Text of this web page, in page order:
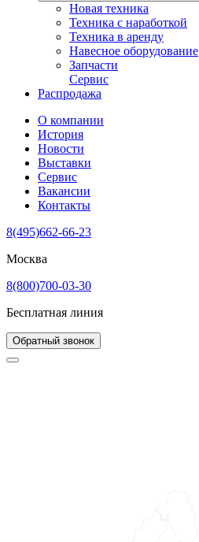
Новая техника
Техника с наработкой
Техника в аренду
Навесное оборудование
Запчасти
Сервис
Распродажа
О компании
История
Новости
Выставки
Сервис
Вакансии
Контакты
8(495)662-66-23
Москва
8(800)700-03-30
Бесплатная линия
Обратный звонок